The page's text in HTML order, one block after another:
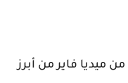
ميديا فاير من أبرز